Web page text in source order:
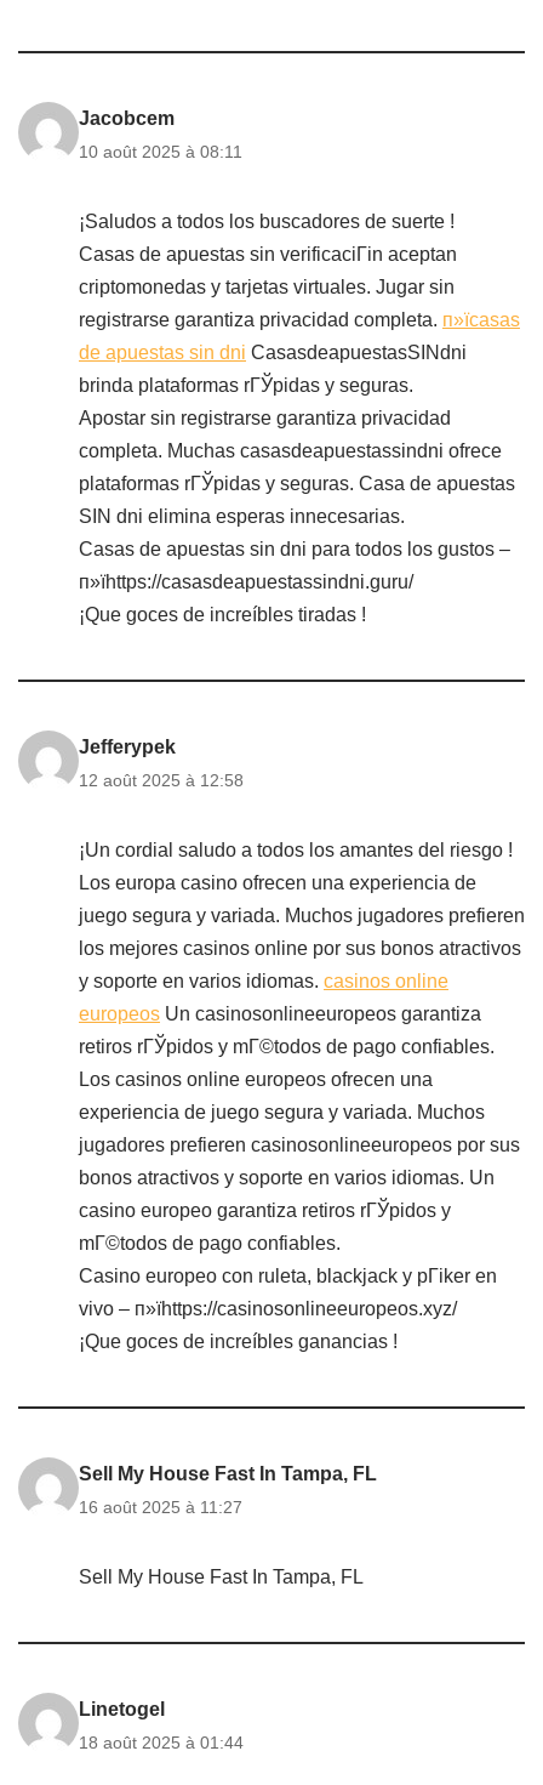
Jacobcem
10 août 2025 à 08:11
¡Saludos a todos los buscadores de suerte !
Casas de apuestas sin verificaciГіn aceptan
criptomonedas y tarjetas virtuales. Jugar sin
registrarse garantiza privacidad completa. п»їcasas
de apuestas sin dni CasasdeapuestasSINdni
brinda plataformas rГЎpidas y seguras.
Apostar sin registrarse garantiza privacidad
completa. Muchas casasdeapuestassindni ofrece
plataformas rГЎpidas y seguras. Casa de apuestas
SIN dni elimina esperas innecesarias.
Casas de apuestas sin dni para todos los gustos –
п»їhttps://casasdeapuestassindni.guru/
¡Que goces de increíbles tiradas !
Jefferypek
12 août 2025 à 12:58
¡Un cordial saludo a todos los amantes del riesgo !
Los europa casino ofrecen una experiencia de
juego segura y variada. Muchos jugadores prefieren
los mejores casinos online por sus bonos atractivos
y soporte en varios idiomas. casinos online
europeos Un casinosonlineeuropeos garantiza
retiros rГЎpidos y mГ©todos de pago confiables.
Los casinos online europeos ofrecen una
experiencia de juego segura y variada. Muchos
jugadores prefieren casinosonlineeuropeos por sus
bonos atractivos y soporte en varios idiomas. Un
casino europeo garantiza retiros rГЎpidos y
mГ©todos de pago confiables.
Casino europeo con ruleta, blackjack y pГіker en
vivo – п»їhttps://casinosonlineeuropeos.xyz/
¡Que goces de increíbles ganancias !
Sell My House Fast In Tampa, FL
16 août 2025 à 11:27
Sell My House Fast In Tampa, FL
Linetogel
18 août 2025 à 01:44